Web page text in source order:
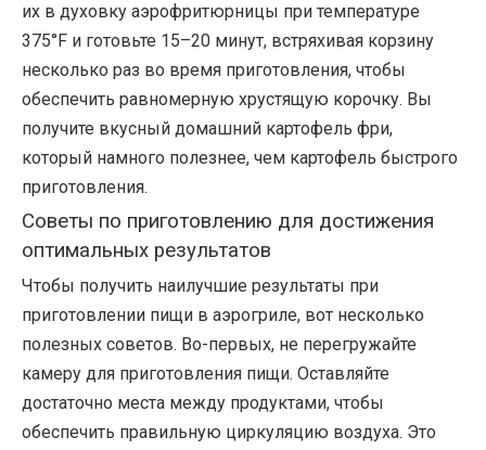
их в духовку аэрофритюрницы при температуре
375°F и готовьте 15–20 минут, встряхивая корзину
несколько раз во время приготовления, чтобы
обеспечить равномерную хрустящую корочку. Вы
получите вкусный домашний картофель фри,
который намного полезнее, чем картофель быстрого
приготовления.
Советы по приготовлению для достижения
оптимальных результатов
Чтобы получить наилучшие результаты при
приготовлении пищи в аэрогриле, вот несколько
полезных советов. Во-первых, не перегружайте
камеру для приготовления пищи. Оставляйте
достаточно места между продуктами, чтобы
обеспечить правильную циркуляцию воздуха. Это